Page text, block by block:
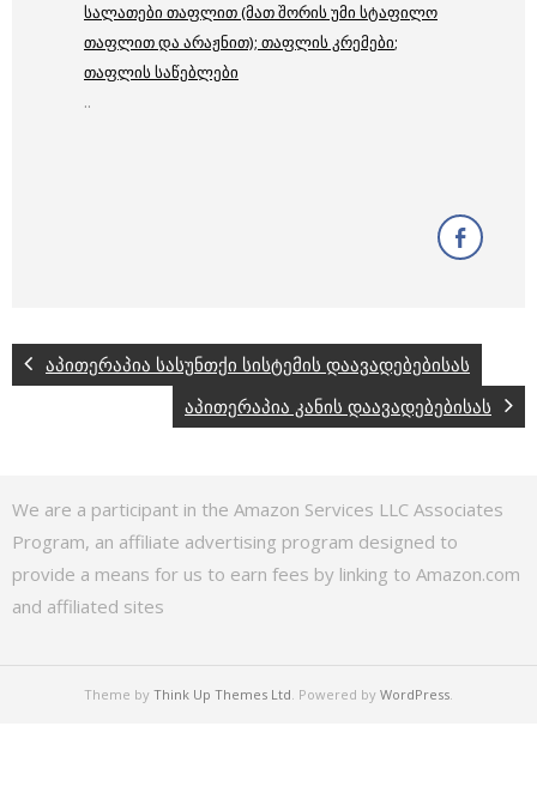
სალათები თაფლით (მათ შორის უმი სტაფილო
თაფლით და არაჟნით); თაფლის კრემები;
თაფლის საწებლები
..
აპითერაპია სასუნთქი სისტემის დაავადებებისას
აპითერაპია კანის დაავადებებისას
We are a participant in the Amazon Services LLC Associates
Program, an affiliate advertising program designed to
provide a means for us to earn fees by linking to Amazon.com
and affiliated sites
Theme by Think Up Themes Ltd. Powered by WordPress.